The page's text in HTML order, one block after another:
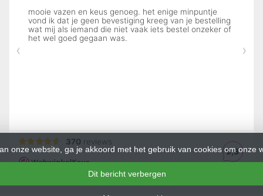
onze website, ga je akkoord met het gebruik van cookies om onze
Dit bericht verbergen